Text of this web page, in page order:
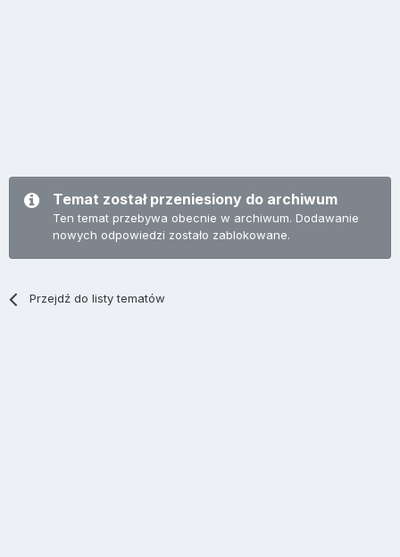
Temat został przeniesiony do archiwum
Ten temat przebywa obecnie w archiwum. Dodawanie
nowych odpowiedzi zostało zablokowane.
Przejdź do listy tematów